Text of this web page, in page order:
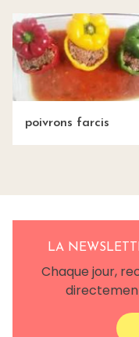
poivrons farcis
LA
Chaque jour,